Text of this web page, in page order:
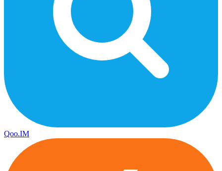
Qoo.IM